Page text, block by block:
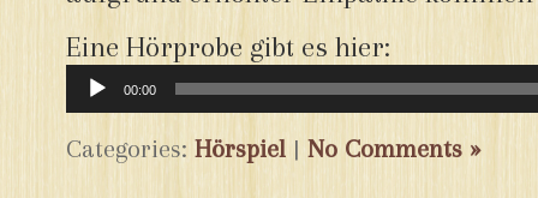
Eine Hörprobe gibt es hier:
Player
00:00
Categories: Hörspiel | No Comments »